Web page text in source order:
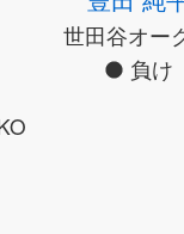
世田谷オー
負け